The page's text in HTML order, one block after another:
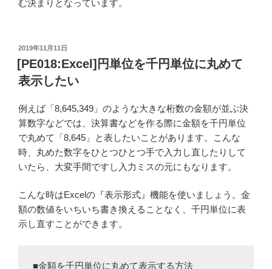
む決まりとなっています。
投
稿
日:
2019年11月11日
[PE018:Excel]円単位を千円単位に丸めて
表示したい
例えば「8,645,349」のような大きな桁数の金額が並ぶ決
算数字などでは、決算書などを作る際に金額を千円単位
で丸めて「8,645」と表したいことがあります。こんな
時、丸めた数字をひとつひとつ手で入力し直したりして
いたら、大変手間ですし入力ミスの元にもなります。
こんな時はExcelの『表示形式』機能を使いましょう。金
額の数値をいちいち書き換えることなく、千円単位に表
示し直すことができます。
■金額を千円単位に丸めて表示する方法